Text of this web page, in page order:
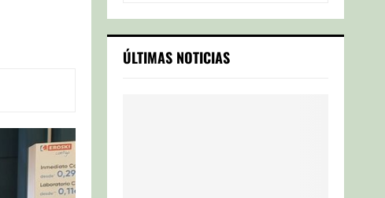
c
h
S
ÚLTIMAS NOTICIAS